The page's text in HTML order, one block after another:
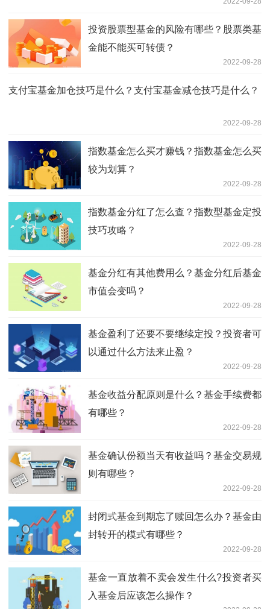
投资股票型基金的风险有哪些？股票类基
金能不能买可转债？
2022-09-28
支付宝基金加仓技巧是什么？支付宝基金减仓技巧是什么？
2022-09-28
指数基金怎么买才赚钱？指数基金怎么买
较为划算？
2022-09-28
指数基金分红了怎么查？指数型基金定投
技巧攻略？
2022-09-28
基金分红有其他费用么？基金分红后基金
市值会变吗？
2022-09-28
基金盈利了还要不要继续定投？投资者可
以通过什么方法来止盈？
2022-09-28
基金收益分配原则是什么？基金手续费都
有哪些？
2022-09-28
基金确认份额当天有收益吗？基金交易规
则有哪些？
2022-09-28
封闭式基金到期忘了赎回怎么办？基金由
封转开的模式有哪些？
2022-09-28
基金一直放着不卖会发生什么?投资者买
入基金后应该怎么操作？